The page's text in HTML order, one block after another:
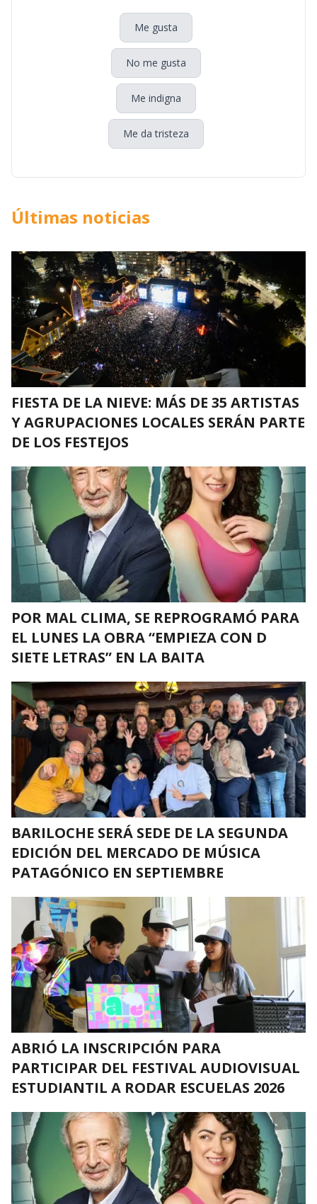
Me gusta
No me gusta
Me indigna
Me da tristeza
Últimas noticias
FIESTA DE LA NIEVE: MÁS DE 35 ARTISTAS
Y AGRUPACIONES LOCALES SERÁN PARTE
DE LOS FESTEJOS
POR MAL CLIMA, SE REPROGRAMÓ PARA
EL LUNES LA OBRA “EMPIEZA CON D
SIETE LETRAS” EN LA BAITA
BARILOCHE SERÁ SEDE DE LA SEGUNDA
EDICIÓN DEL MERCADO DE MÚSICA
PATAGÓNICO EN SEPTIEMBRE
ABRIÓ LA INSCRIPCIÓN PARA
PARTICIPAR DEL FESTIVAL AUDIOVISUAL
ESTUDIANTIL A RODAR ESCUELAS 2026